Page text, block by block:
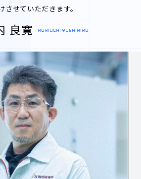
せていただきます。
良寛 HORIUCHI YOSHIHIRO